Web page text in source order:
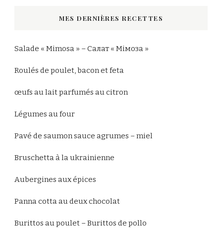
MES DERNIÈRES RECETTES
Salade « Mimosa » – Салат « Мімоза »
Roulés de poulet, bacon et feta
œufs au lait parfumés au citron
Légumes au four
Pavé de saumon sauce agrumes – miel
Bruschetta à la ukrainienne
Aubergines aux épices
Panna cotta au deux chocolat
Burittos au poulet – Burittos de pollo